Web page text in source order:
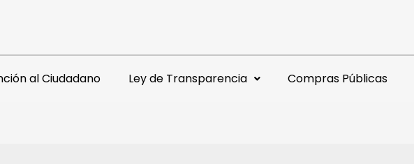
al Ciudadano Ley de Transparencia Compras Públicas